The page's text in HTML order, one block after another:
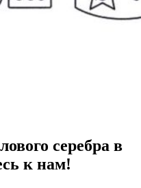
серебра в
к нам!